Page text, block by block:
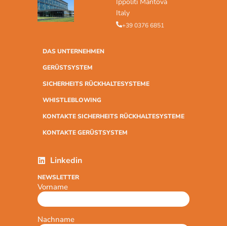
Italy
+39 0376 6851
DAS UNTERNEHMEN
GERÜSTSYSTEM
SICHERHEITS RÜCKHALTESYSTEME
WHISTLEBLOWING
KONTAKTE SICHERHEITS RÜCKHALTESYSTEME
KONTAKTE GERÜSTSYSTEM
Linkedin
NEWSLETTER
Vorname
Nachname